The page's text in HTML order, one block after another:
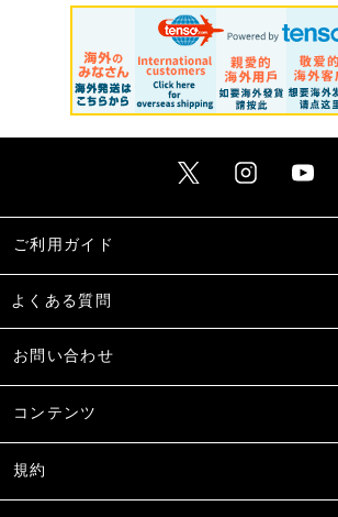
ご利用ガイド
よくある質問
お問い合わせ
コンテンツ
規約